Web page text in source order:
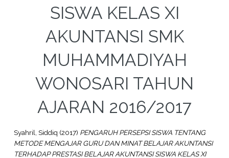
SISWA KELAS XI
AKUNTANSI SMK
MUHAMMADIYAH
WONOSARI TAHUN
AJARAN 2016/2017
Syahril, Siddiq (2017) PENGARUH PERSEPSI SISWA TENTANG
METODE MENGAJAR GURU DAN MINAT BELAJAR AKUNTANSI
TERHADAP PRESTASI BELAJAR AKUNTANSI SISWA KELAS XI